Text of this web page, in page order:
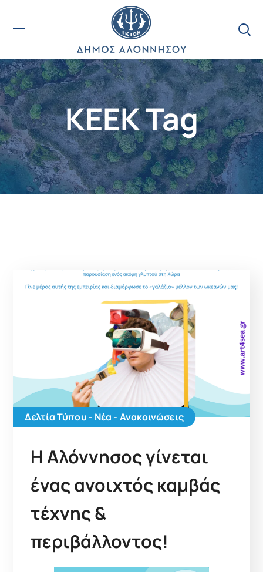
KEEK Tag
Δελτία Τύπου - Νέα - Ανακοινώσεις
Η Αλόννησος γίνεται
ένας ανοιχτός καμβάς
τέχνης &
περιβάλλοντος!